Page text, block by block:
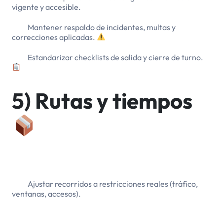
vigente y accesible.
Mantener respaldo de incidentes, multas y
correcciones aplicadas.
Estandarizar checklists de salida y cierre de turno.
5) Rutas y tiempos
Ajustar recorridos a restricciones reales (tráfico,
ventanas, accesos).